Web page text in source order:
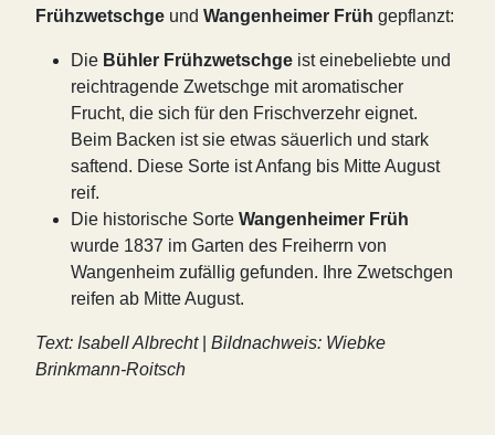
Frühzwetschge und Wangenheimer Früh gepflanzt:
Die Bühler Frühzwetschge ist einebeliebte und
reichtragende Zwetschge mit aromatischer
Frucht, die sich für den Frischverzehr eignet.
Beim Backen ist sie etwas säuerlich und stark
saftend. Diese Sorte ist Anfang bis Mitte August
reif.
Die historische Sorte Wangenheimer Früh
wurde 1837 im Garten des Freiherrn von
Wangenheim zufällig gefunden. Ihre Zwetschgen
reifen ab Mitte August.
Text: Isabell Albrecht| Bildnachweis: Wiebke
Brinkmann-Roitsch